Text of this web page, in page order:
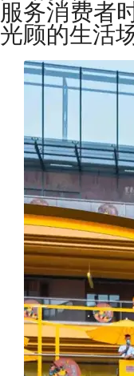
服务消费者
光顾的生活